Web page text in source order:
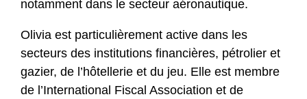
notamment dans le secteur aéronautique.
Olivia est particulièrement active dans les
secteurs des institutions financières, pétrolier et
gazier, de l’hôtellerie et du jeu. Elle est membre
de l’International Fiscal Association et de